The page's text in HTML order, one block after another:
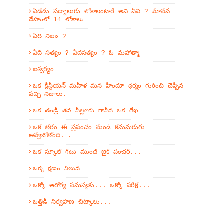
ఏడేడు పద్నాలుగు లోకాలంటారే అవి ఏవి ? మానవ
దేహంలో 14 లోకాలు
ఏది నిజం ?
ఏది సత్యం ? ఏదసత్యం ? ఓ మహాత్మా
ఐశ్వర్యం
ఒక క్రిస్టియన్ మహిళ మన హిందూ ధర్మం గురించి చెప్పిన
పచ్చి నిజాలు.
ఒక తండ్రి తన పిల్లలకు రాసిన ఒక లేఖ....
ఒక తరం ఈ ప్రపంచం నుండి కనుమరుగు
అవ్వబోతోంది...
ఒక స్కూల్ గేటు ముందే బైక్ పంచర్...
ఒక్క క్షణం విలువ
ఒక్కో ఆరోగ్య సమస్యకు... ఒక్కో పరీక్ష...
ఒత్తిడి నిర్వహణ చిట్కాలు...